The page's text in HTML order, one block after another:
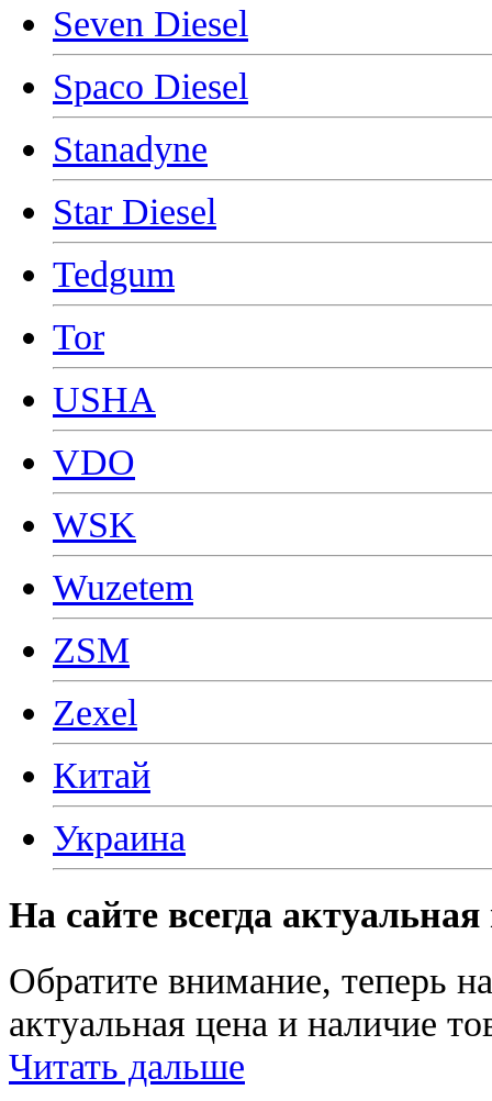
Seven Diesel
Spaco Diesel
Stanadyne
Star Diesel
Tedgum
Tor
USHA
VDO
WSK
Wuzetem
ZSM
Zexel
Китай
Украина
На сайте всегда
Обратите внимание, теперь
актуальная цена и наличие
Читать дальше